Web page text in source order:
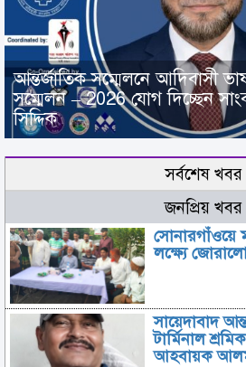
আন্তর্জাতিক সম্মেলনে আদিবাসী
সম্মেলন – 2026 যোগ দিচ্ছেন
সিদ্দিক
সর্বশেষ খবর
জনপ্রিয় খবর
সোনারগাঁওয়ে
লক্ষ্যে
সায়েদাবাদ
টার্মিনাল
আহবায়ক